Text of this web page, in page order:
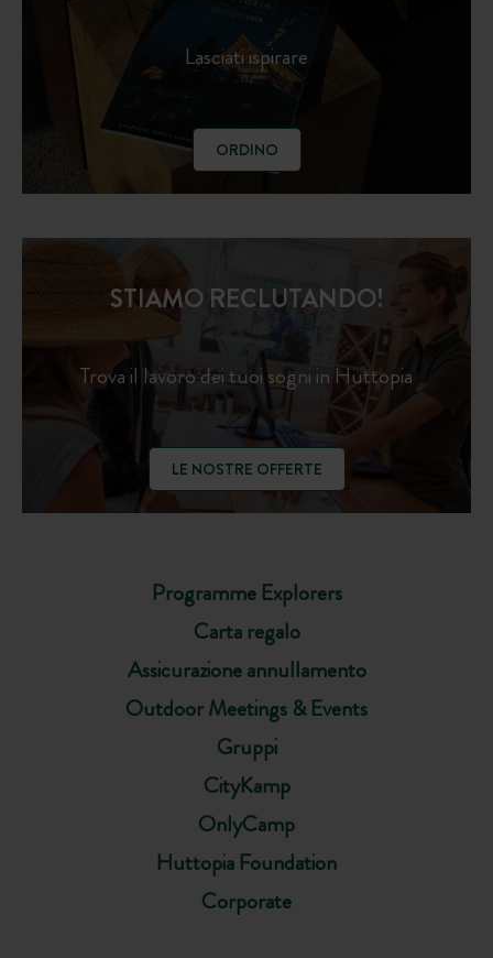
Lasciati ispirare
ORDINO
Programme Explorers
Carta regalo
Assicurazione annullamento
Outdoor Meetings & Events
Gruppi
CityKamp
OnlyCamp
Huttopia Foundation
Corporate
STIAMO RECLUTANDO!
Trova il lavoro dei tuoi sogni in Huttopia
LE NOSTRE OFFERTE